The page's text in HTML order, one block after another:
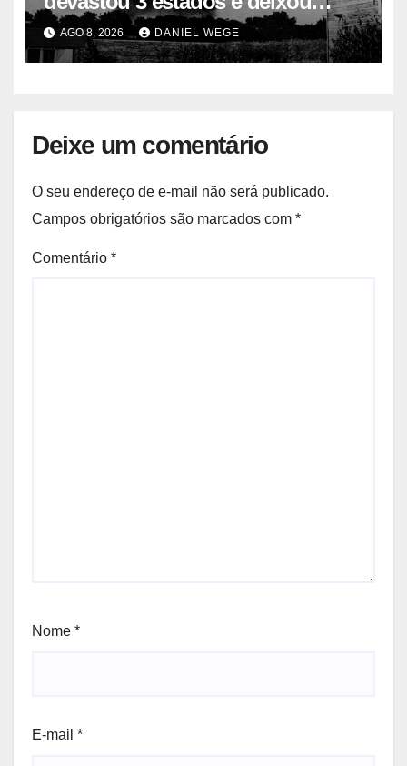
centenas de mortos
AGO 8, 2026 DANIEL WEGE
Deixe um comentário
O seu endereço de e-mail não será publicado.
Campos obrigatórios são marcados com *
Comentário *
Nome *
E-mail *